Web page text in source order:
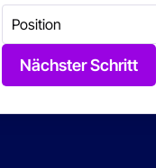
Nächster Schritt